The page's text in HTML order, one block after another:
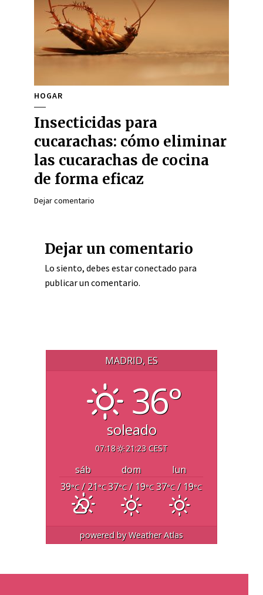
HOGAR
Insecticidas para
cucarachas: cómo eliminar
las cucarachas de cocina
de forma eficaz
Dejar comentario
Dejar un comentario
Lo siento, debes estarconectado para
publicar un comentario.
MADRID, ES
36°
soleado
07:18 21:23 CEST
sáb dom
lun
39°C/ 21°C37°C/ 19°C 37°C/ 19°C
powered byWeather Atlas